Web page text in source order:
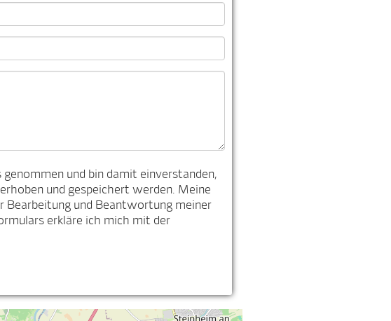
und bin damit einverstanden,
und gespeichert werden. Meine
Bearbeitung und Beantwortung meiner
erkläre ich mich mit der